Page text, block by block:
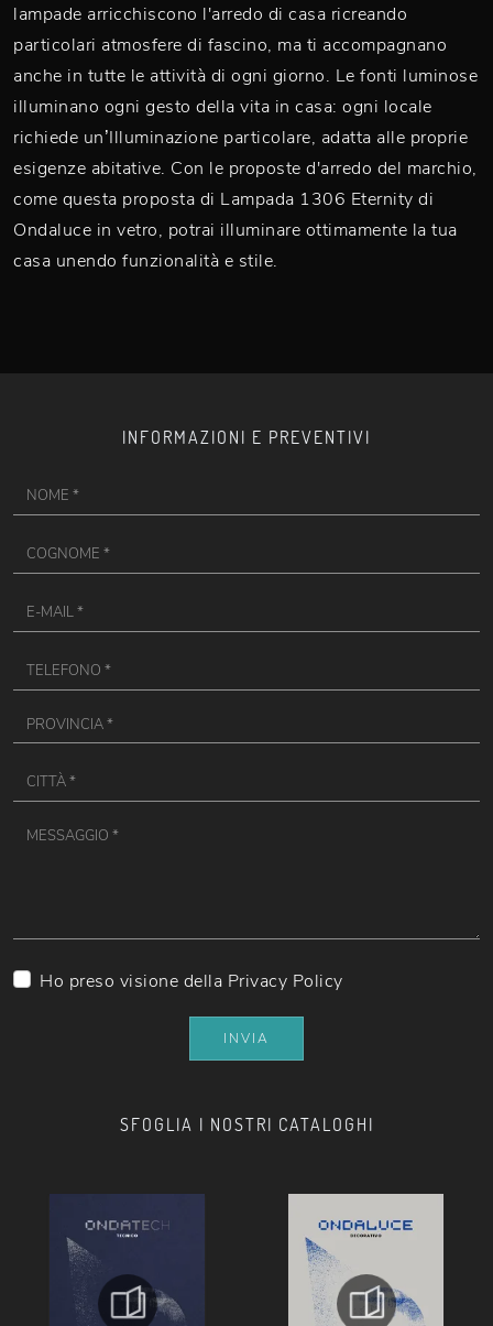
lampade arricchiscono l'arredo di casa ricreando
particolari atmosfere di fascino, ma ti accompagnano
anche in tutte le attività di ogni giorno. Le fonti luminose
illuminano ogni gesto della vita in casa: ogni locale
richiede un’Illuminazione particolare, adatta alle proprie
esigenze abitative. Con le proposte d'arredo del marchio,
come questa proposta di Lampada 1306 Eternity di
Ondaluce in vetro, potrai illuminare ottimamente la tua
casa unendo funzionalità e stile.
SFOGLIA I NOSTRI CATALOGHI
INFORMAZIONI E PREVENTIVI
Ho preso visione della Privacy Policy
INVIA